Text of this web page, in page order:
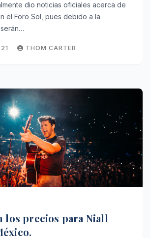
dio noticias oficiales acerca de
el Foro Sol, pues debido a la
THOM CARTER
los precios para Niall